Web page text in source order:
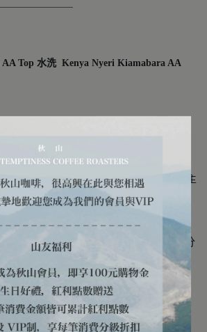
AA Top 水洗 Kenya Nyeri Kiamabara AA
豆生長於肯亞中部高地，靠近肯亞山 (Mt.
2000公尺，長期以小農與合作社制度為主
典且品質穩定的精品咖啡產區之一
呈現出肥沃紅土、日夜溫差大和穩定
品質果實，酸甜飽滿、果香鮮明、可分
，風味層次表現相當豐富